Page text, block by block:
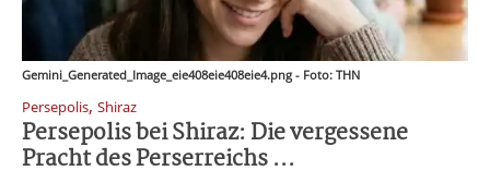
Gemini_Generated_Image_eie408eie408eie4.png - Foto: THN
Persepolis, Shiraz
Persepolis bei Shiraz: Die vergessene
Pracht des Perserreichs ...